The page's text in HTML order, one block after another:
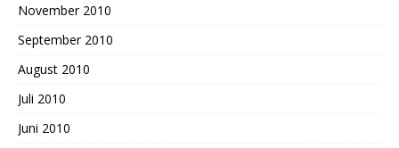
November 2010
September 2010
August 2010
Juli 2010
Juni 2010